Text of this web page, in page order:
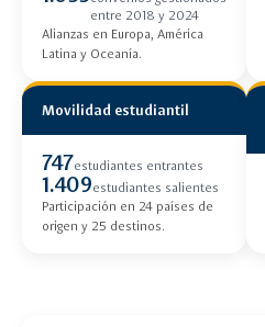
entre 2018 y 2024
Alianzas en Europa, América
Latina y Oceanía.
Movilidad estudiantil
747estudiantes entrantes
1.409estudiantes salientes
Participación en 24 países de
origen y 25 destinos.